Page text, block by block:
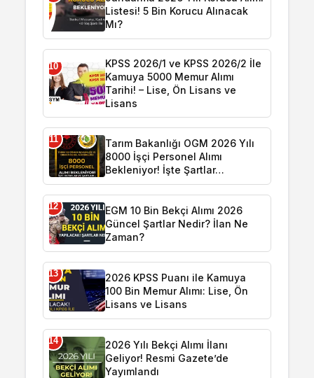
Listesi! 5 Bin Korucu Alınacak
Mı?
10
KPSS 2026/1 ve KPSS 2026/2 İle
Kamuya 5000 Memur Alımı
Tarihi! – Lise, Ön Lisans ve
Lisans
11
Tarım Bakanlığı OGM 2026 Yılı
8000 İşçi Personel Alımı
Bekleniyor! İşte Şartlar…
12
EGM 10 Bin Bekçi Alımı 2026
Güncel Şartlar Nedir? İlan Ne
Zaman?
13
2026 KPSS Puanı ile Kamuya
100 Bin Memur Alımı: Lise, Ön
Lisans ve Lisans
14
2026 Yılı Bekçi Alımı İlanı
Geliyor! Resmi Gazete’de
Yayımlandı